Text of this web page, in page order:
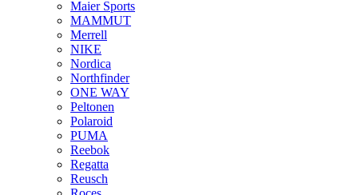
Maier Sports
MAMMUT
Merrell
NIKE
Nordica
Northfinder
ONE WAY
Peltonen
Polaroid
PUMA
Reebok
Regatta
Reusch